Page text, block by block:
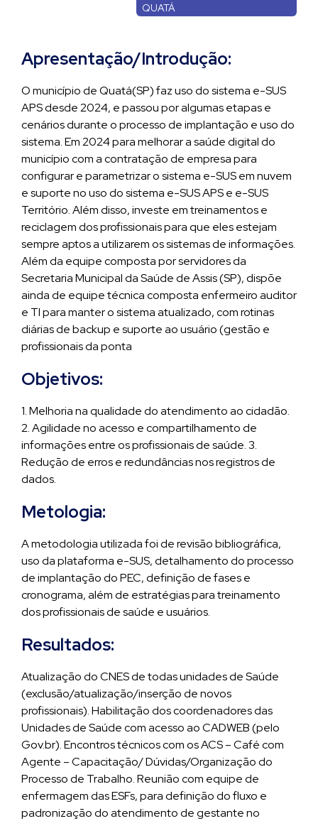
QUATÁ
Apresentação/Introdução:
O município de Quatá(SP) faz uso do sistema e-SUS
APS desde 2024, e passou por algumas etapas e
cenários durante o processo de implantação e uso do
sistema. Em 2024 para melhorar a saúde digital do
município com a contratação de empresa para
configurar e parametrizar o sistema e-SUS em nuvem
e suporte no uso do sistema e-SUS APS e e-SUS
Território. Além disso, investe em treinamentos e
reciclagem dos profissionais para que eles estejam
sempre aptos a utilizarem os sistemas de informações.
Além da equipe composta por servidores da
Secretaria Municipal da Saúde de Assis (SP), dispõe
ainda de equipe técnica composta enfermeiro auditor
e TI para manter o sistema atualizado, com rotinas
diárias de backup e suporte ao usuário (gestão e
profissionais da ponta
Objetivos:
1. Melhoria na qualidade do atendimento ao cidadão.
2. Agilidade no acesso e compartilhamento de
informações entre os profissionais de saúde. 3.
Redução de erros e redundâncias nos registros de
dados.
Metologia:
A metodologia utilizada foi de revisão bibliográfica,
uso da plataforma e-SUS, detalhamento do processo
de implantação do PEC, definição de fases e
cronograma, além de estratégias para treinamento
dos profissionais de saúde e usuários.
Resultados:
Atualização do CNES de todas unidades de Saúde
(exclusão/atualização/inserção de novos
profissionais). Habilitação dos coordenadores das
Unidades de Saúde com acesso ao CADWEB (pelo
Gov.br). Encontros técnicos com os ACS – Café com
Agente – Capacitação/ Dúvidas/Organização do
Processo de Trabalho. Reunião com equipe de
enfermagem das ESFs, para definição do fluxo e
padronização do atendimento de gestante no